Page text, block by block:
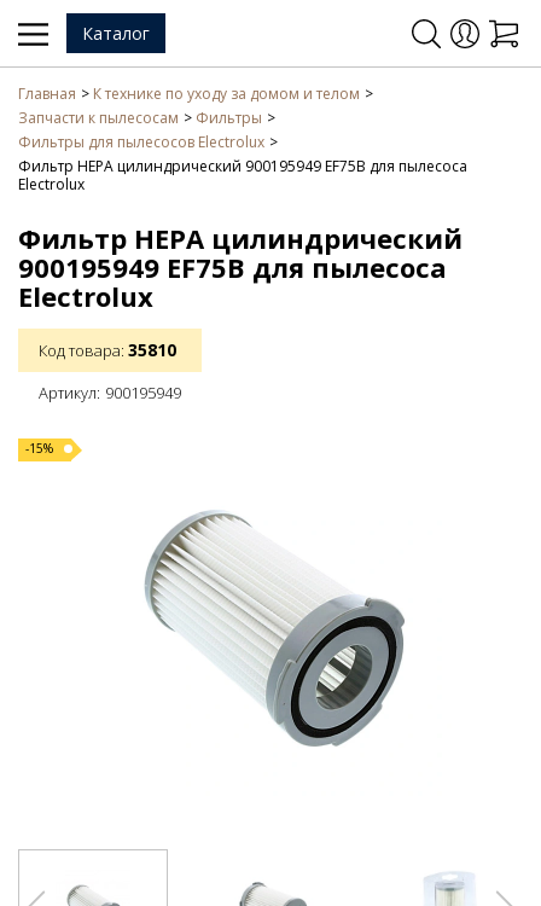
Каталог
Главная
К технике по уходу за домом и телом
Запчасти к пылесосам
Фильтры
Фильтры для пылесосов Electrolux
Фильтр HEPA цилиндрический 900195949 EF75B для пылесоса
Electrolux
Фильтр HEPA цилиндрический
900195949 EF75B для пылесоса
Electrolux
Код товара: 35810
Артикул: 900195949
-15%